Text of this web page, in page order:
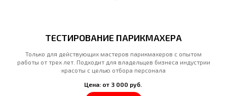
ТЕСТИРОВАНИЕ ПАРИКМАХЕРА
Только для действующих мастеров парикмахеров с опытом
работы от трех лет. Подходит для владельцев бизнеса индустрии
красоты с целью отбора персонала
Цена: от 3 000 руб.